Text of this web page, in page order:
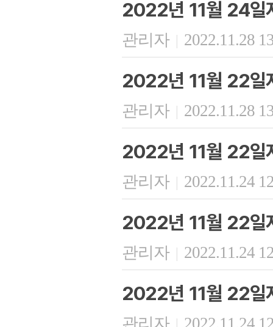
2022년 11월 24일
관리자 | 2022.11.28
2022년 11월 22일
관리자 | 2022.11.28
2022년 11월 22일
관리자 | 2022.11.24
2022년 11월 22일
관리자 | 2022.11.24
2022년 11월 22일
관리자 | 2022.11.24